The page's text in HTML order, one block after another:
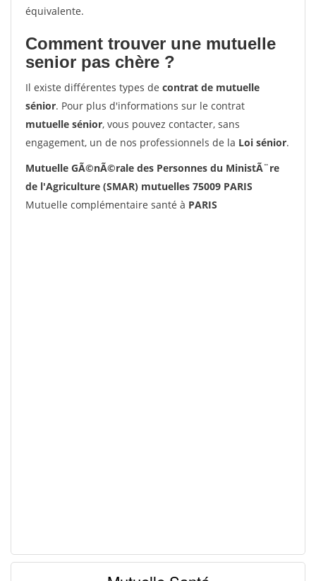
équivalente.
Comment trouver une mutuelle
senior pas chère ?
Il existe différentes types de contrat de mutuelle
sénior. Pour plus d'informations sur le contrat
mutuelle sénior, vous pouvez contacter, sans
engagement, un de nos professionnels de la Loi sénior.
Mutuelle GÃ©nÃ©rale des Personnes du MinistÃ¨re
de l'Agriculture (SMAR) mutuelles 75009 PARIS
Mutuelle complémentaire santé à PARIS